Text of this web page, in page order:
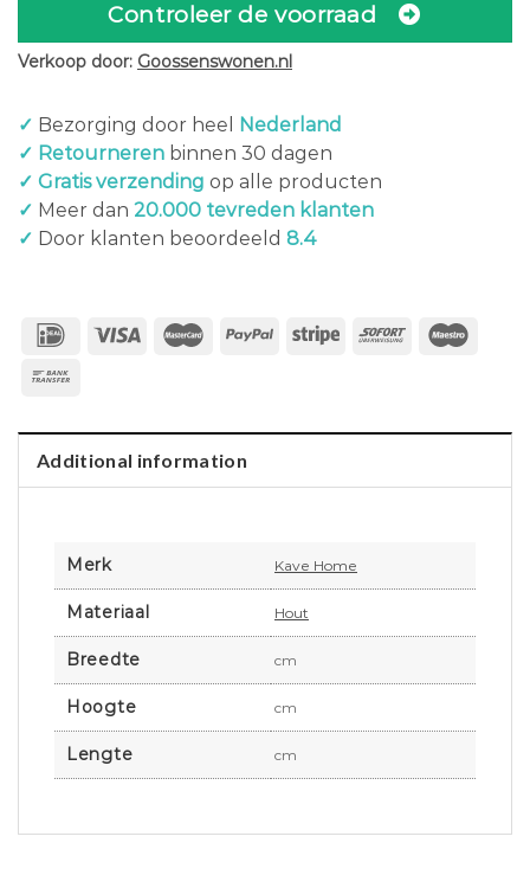
Controleer de voorraad
Verkoop door: Goossenswonen.nl
✓ Bezorging door heel
Nederland
✓ Retourneren binnen 30 dagen
✓ Gratis verzending op alle producten
✓ Meer dan 20.000 tevreden klanten
✓ Door klanten beoordeeld 8.4
Additional information
Merk Kave Home
Materiaal Hout
Breedte cm
Hoogte cm
Lengte cm